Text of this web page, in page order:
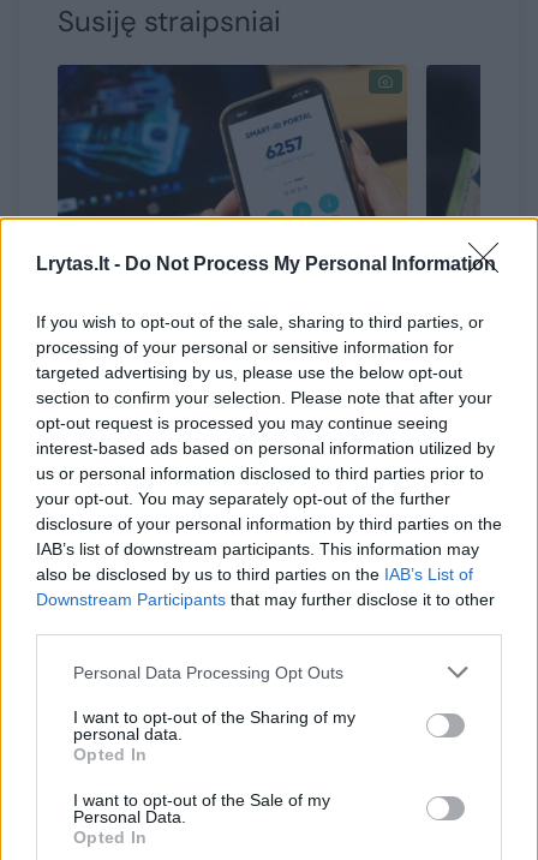
Lrytas.lt - Do Not Process My Personal Information
If you wish to opt-out of the sale, sharing to third parties, or
processing of your personal or sensitive information for
targeted advertising by us, please use the below opt-out
section to confirm your selection. Please note that after your
opt-out request is processed you may continue seeing
interest-based ads based on personal information utilized by
us or personal information disclosed to third parties prior to
your opt-out. You may separately opt-out of the further
disclosure of your personal information by third parties on the
IAB’s list of downstream participants. This information may
also be disclosed by us to third parties on the IAB’s List of
Downstream Participants that may further disclose it to other
Personal Data Processing Opt Outs
I want to opt-out of the Sharing of my
personal data.
Opted In
I want to opt-out of the Sale of my
Personal Data.
Opted In
Susiję straipsniai
Sukčiai atrado naujas
priemones išvilioti pinigus –
įspėja turinčius draudimą(2)
prarasti
(2)
Ekspertė priduria, kad dažniausiai tokios
nuorodos paslėptos po tekstu laiške.
Pavyzdžiui, paryškintas žodis „prisijungti“,
kurį paspaudus nuvedama į sukčių sukurtą
interneto svetainę. Laiškuose pateiktos
nuorodos į netikras svetaines dažnai gali
imituojami tikri banko puslapiai, pavyzdžiui:
„Kitos paslaugos“, „Elektroniniai dokumentai“